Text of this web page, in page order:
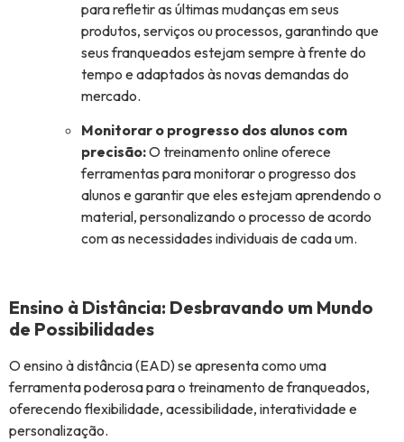
para refletir as últimas mudanças em seus
produtos, serviços ou processos, garantindo que
seus franqueados estejam sempre à frente do
tempo e adaptados às novas demandas do
mercado.
Monitorar o progresso dos alunos com
precisão:O treinamento online oferece
ferramentas para monitorar o progresso dos
alunos e garantir que eles estejam aprendendo o
material, personalizando o processo de acordo
com as necessidades individuais de cada um.
Ensino à Distância: Desbravando um Mundo
de Possibilidades
O ensino à distância (EAD) se apresenta como uma
ferramenta poderosa para o treinamento de franqueados,
oferecendo flexibilidade, acessibilidade, interatividade e
personalização.